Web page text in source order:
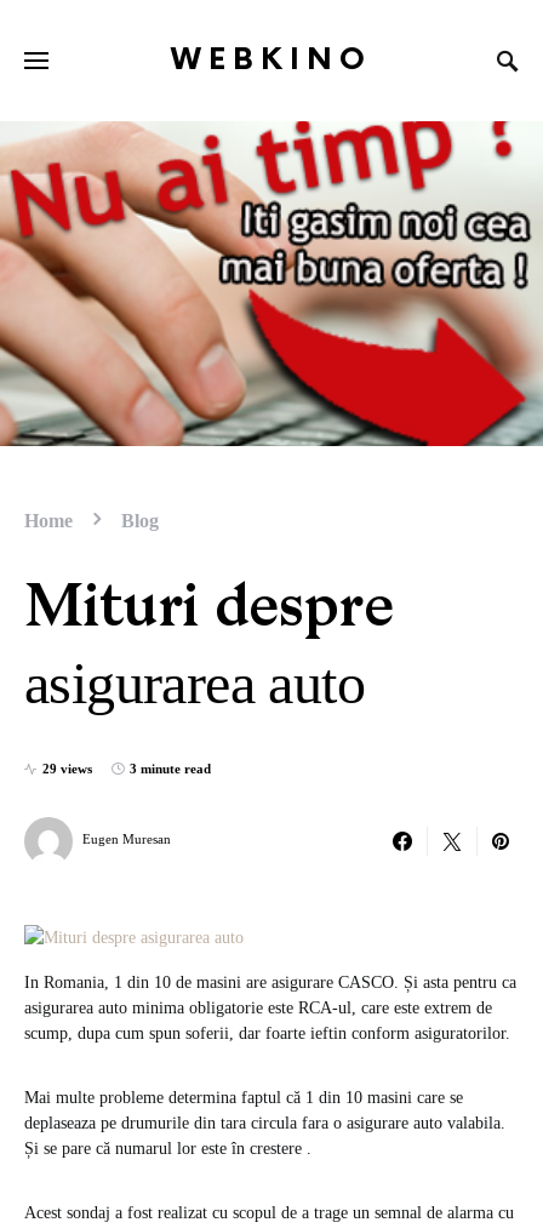
WEBKINO
Home Blog
Mituri despre
asigurarea auto
29 views 3 minute read
Eugen Muresan
In Romania, 1 din 10 de masini are asigurare CASCO. Și asta pentru ca
asigurarea auto minima obligatorie este RCA-ul, care este extrem de
scump, dupa cum spun soferii, dar foarte ieftin conform asiguratorilor.
Mai multe probleme determina faptul că 1 din 10 masini care se
deplaseaza pe drumurile din tara circula fara o asigurare auto valabila.
Și se pare că numarul lor este în crestere .
Acest sondaj a fost realizat cu scopul de a trage un semnal de alarma cu